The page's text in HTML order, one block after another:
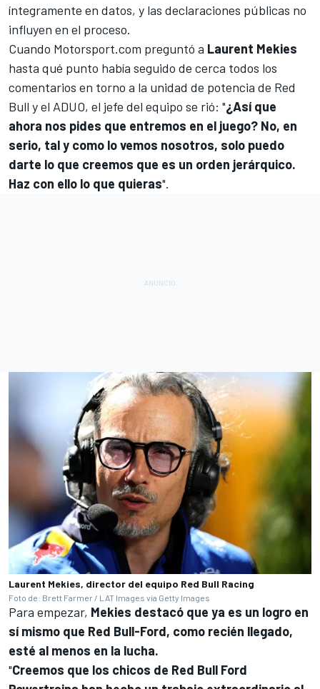
íntegramente en datos, y las declaraciones públicas no
influyen en el proceso.
Cuando Motorsport.com preguntó a Laurent Mekies
hasta qué punto había seguido de cerca todos los
comentarios en torno a la unidad de potencia de Red
Bull y el ADUO, el jefe del equipo se rió: "¿Así que
ahora nos pides que entremos en el juego? No, en
serio, tal y como lo vemos nosotros, solo puedo
darte lo que creemos que es un orden jerárquico.
Haz con ello lo que quieras".
Laurent Mekies, director del equipo Red Bull Racing
Foto de: Brett Farmer / LAT Images vía Getty Images
Para empezar, Mekies destacó que ya es un logro en
sí mismo que Red Bull-Ford, como recién llegado,
esté al menos en la lucha.
"Creemos que los chicos de Red Bull Ford